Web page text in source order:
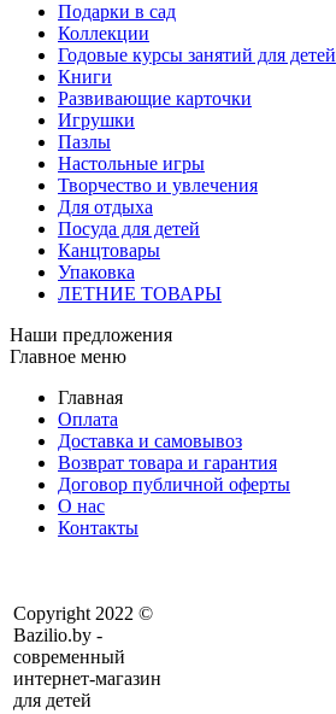
Подарки в сад
Коллекции
Годовые курсы занятий для детей
Книги
Развивающие карточки
Игрушки
Пазлы
Настольные игры
Творчество и увлечения
Для отдыха
Посуда для детей
Канцтовары
Упаковка
ЛЕТНИЕ ТОВАРЫ
Наши предложения
Главное меню
Главная
Оплата
Доставка и самовывоз
Возврат товара и гарантия
Договор публичной оферты
О нас
Контакты
Copyright 2022 ©
Bazilio.by -
современный
интернет-магазин
для детей